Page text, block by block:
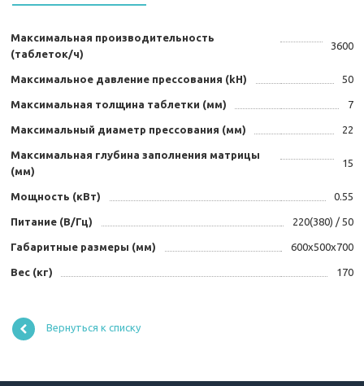
Максимальная производительность
(таблеток/ч)
3600
Максимальное давление прессования (kH) 50
Максимальная толщина таблетки (мм) 7
Максимальный диаметр прессования (мм) 22
Максимальная глубина заполнения матрицы
(мм)
15
Мощность (кВт) 0.55
Питание (В/Гц) 220(380) / 50
Габаритные размеры (мм) 600x500x700
Вес (кг) 170
Вернуться к списку